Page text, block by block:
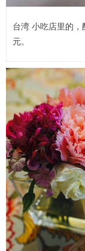
台湾 小吃店里的
元。